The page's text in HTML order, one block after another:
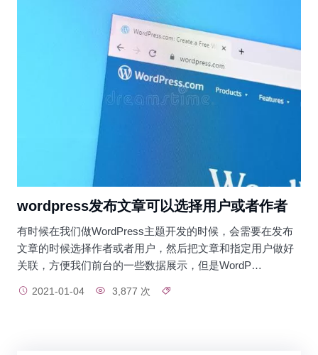
wordpress发布文章可以选择用户或者作者
有时候在我们做WordPress主题开发的时候，会需要在发布
文章的时候选择作者或者用户，然后把文章和指定用户做好
关联，方便我们前台的一些数据展示，但是WordP…
2021-01-04 3,877 次